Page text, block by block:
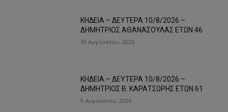
ΚΗΔΕΙΑ – ΔΕΥΤΕΡΑ 10/8/2026 –
ΔΗΜΗΤΡΙΟΣ ΑΘΑΝΑΣΟΥΛΑΣ ΕΤΩΝ 46
10 Αυγούστου, 2026
ΚΗΔΕΙΑ – ΔΕΥΤΕΡΑ 10/8/2026 –
ΔΗΜΗΤΡΙΟΣ Β. ΚΑΡΑΤΣΩΡΗΣ ΕΤΩΝ 61
9 Αυγούστου, 2026